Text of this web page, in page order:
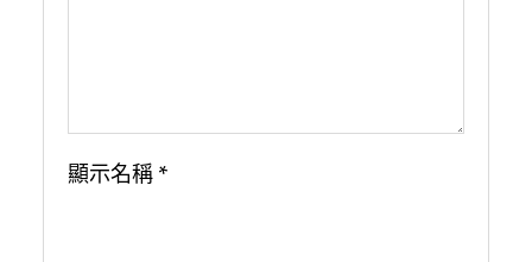
顯示名稱 *